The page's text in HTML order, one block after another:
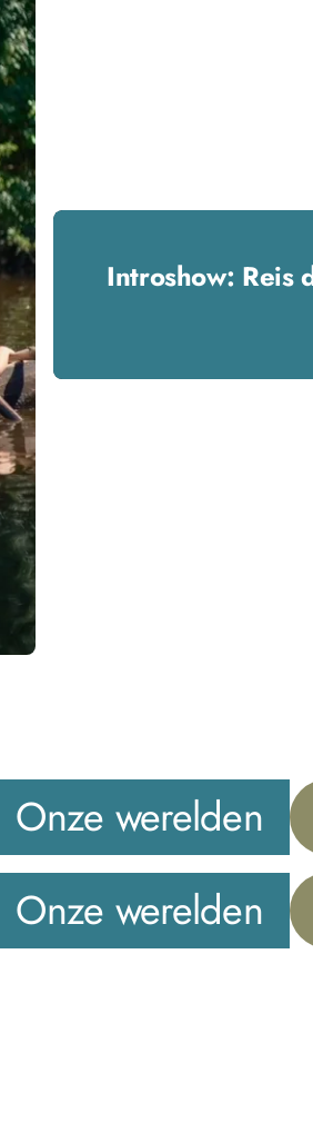
Introshow: Reis
Onze werelden
Onze werelden